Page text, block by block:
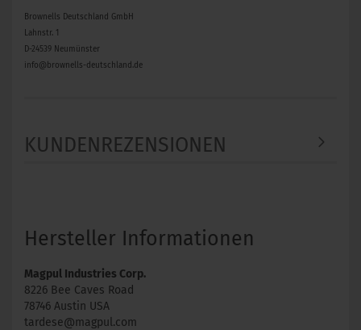
Brownells Deutschland GmbH
Lahnstr. 1
D-24539 Neumünster
info@brownells-deutschland.de
KUNDENREZENSIONEN
Hersteller Informationen
Magpul Industries Corp.
8226 Bee Caves Road
78746 Austin USA
tardese@magpul.com